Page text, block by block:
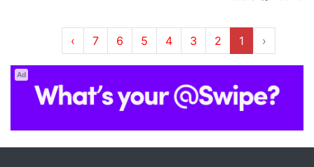
‹
1
2
3
4
5
6
7
›
Ad